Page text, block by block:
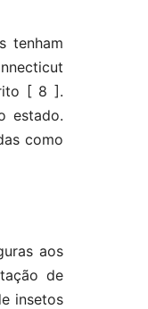
tenham
[ 8 ].
estado.
como
aos
de
insetos